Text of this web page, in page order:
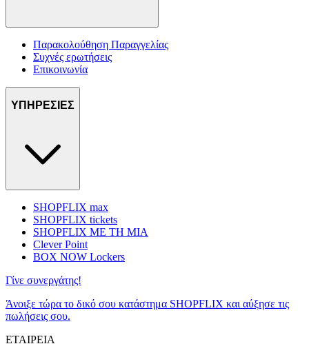
Παρακολούθηση Παραγγελίας
Συχνές ερωτήσεις
Επικοινωνία
ΥΠΗΡΕΣΙΕΣ
SHOPFLIX max
SHOPFLIX tickets
SHOPFLIX ΜΕ ΤΗ ΜΙΑ
Clever Point
BOX NOW Lockers
Γίνε συνεργάτης!
Άνοιξε τώρα το δικό σου κατάστημα SHOPFLIX και αύξησε τις
πωλήσεις σου.
ΕΤΑΙΡΕΙΑ